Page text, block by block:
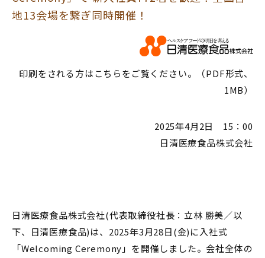
地13会場を繋ぎ同時開催！
印刷をされる方はこちらをご覧ください。（PDF形式、
1MB）
2025年4月2日 15：00
日清医療食品株式会社
日清医療食品株式会社(代表取締役社長：立林 勝美／以
下、日清医療食品)は、2025年3月28日(金)に入社式
「Welcoming Ceremony」を開催しました。会社全体の